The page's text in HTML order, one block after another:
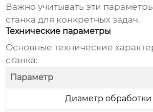
Важно учитывать эти
станка для конкретных задач.
Технические параметры
Основные технические
станка:
Параметр
Диаметр обработки